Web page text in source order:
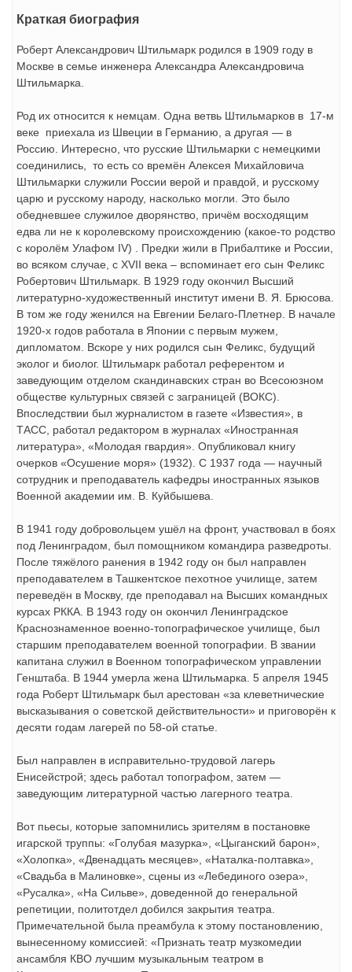
Краткая биография
Роберт Александрович Штильмарк родился в 1909 году в
Москве в семье инженера Александра Александровича
Штильмарка.
Род их относится к немцам. Одна ветвь Штильмарков в 17-м
веке приехала из Швеции в Германию, а другая — в
Россию. Интересно, что русские Штильмарки с немецкими
соединились, то есть со времён Алексея Михайловича
Штильмарки служили России верой и правдой, и русскому
царю и русскому народу, насколько могли. Это было
обедневшее служилое дворянство, причём восходящим
едва ли не к королевскому происхождению (какое-то родство
с королём Улафом IV) . Предки жили в Прибалтике и России,
во всяком случае, с XVII века – вспоминает его сын Феликс
Робертович Штильмарк. В 1929 году окончил Высший
литературно-художественный институт имени В. Я. Брюсова.
В том же году женился на Евгении Белаго-Плетнер. В начале
1920-х годов работала в Японии с первым мужем,
дипломатом. Вскоре у них родился сын Феликс, будущий
эколог и биолог. Штильмарк работал референтом и
заведующим отделом скандинавских стран во Всесоюзном
обществе культурных связей с заграницей (ВОКС).
Впоследствии был журналистом в газете «Известия», в
ТАСС, работал редактором в журналах «Иностранная
литература», «Молодая гвардия». Опубликовал книгу
очерков «Осушение моря» (1932). С 1937 года — научный
сотрудник и преподаватель кафедры иностранных языков
Военной академии им. В. Куйбышева.
В 1941 году добровольцем ушёл на фронт, участвовал в боях
под Ленинградом, был помощником командира разведроты.
После тяжёлого ранения в 1942 году он был направлен
преподавателем в Ташкентское пехотное училище, затем
переведён в Москву, где преподавал на Высших командных
курсах РККА. В 1943 году он окончил Ленинградское
Краснознаменное военно-топографическое училище, был
старшим преподавателем военной топографии. В звании
капитана служил в Военном топографическом управлении
Генштаба. В 1944 умерла жена Штильмарка. 5 апреля 1945
года Роберт Штильмарк был арестован «за клеветнические
высказывания о советской действительности» и приговорён к
десяти годам лагерей по 58-ой статье.
Был направлен в исправительно-трудовой лагерь
Енисейстрой; здесь работал топографом, затем —
заведующим литературной частью лагерного театра.
Вот пьесы, которые запомнились зрителям в постановке
игарской труппы: «Голубая мазурка», «Цыганский барон»,
«Холопка», «Двенадцать месяцев», «Наталка-полтавка»,
«Свадьба в Малиновке», сцены из «Лебединого озера»,
«Русалка», «На Сильве», доведенной до генеральной
репетиции, политотдел добился закрытия театра.
Примечательной была преамбула к этому постановлению,
вынесенному комиссией: «Признать театр музкомедии
ансамбля КВО лучшим музыкальным театром в